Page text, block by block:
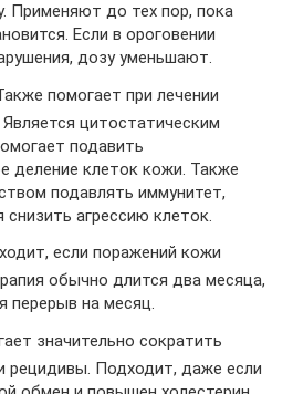
Применяют до тех пор, пока
Если в ороговении
дозу уменьшают.
помогает при лечении
цитостатическим
подавить
деление клеток кожи. Также
подавлять иммунитет,
агрессию клеток.
если поражений кожи
обычно длится два месяца,
перерыв на месяц.
значительно сократить
рецидивы. Подходит, даже если